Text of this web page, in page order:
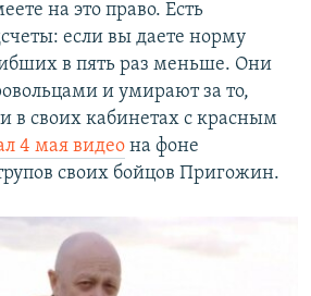
на это право. Есть
если вы даете норму
в пять раз меньше. Они
и умирают за то,
в своих кабинетах с красным
4 мая видео на фоне
своих бойцов Пригожин.